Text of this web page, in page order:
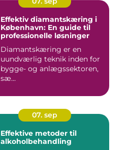
Effektiv diamantskæring i
København: En guide til
professionelle løsninger
Diamantskæring er en
uundværlig teknik inden for
bygge- og anlægssektoren,
sæ...
07. sep
Effektive metoder til
alkoholbehandling